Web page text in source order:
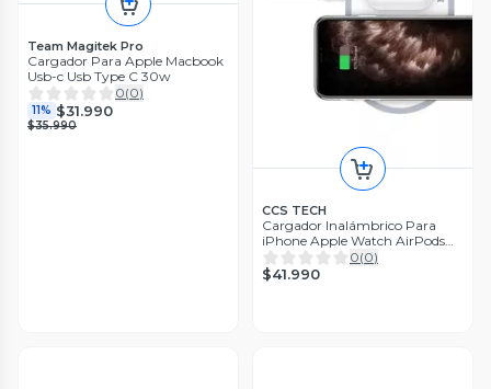
Team Magitek Pro
Cargador Para Apple Macbook
Usb-c Usb Type C 30w
0(0)
11% $31.990
$35.990
CCS TECH
Cargador Inalámbrico Para
iPhone Apple Watch AirPods
18w
0(0)
$41.990